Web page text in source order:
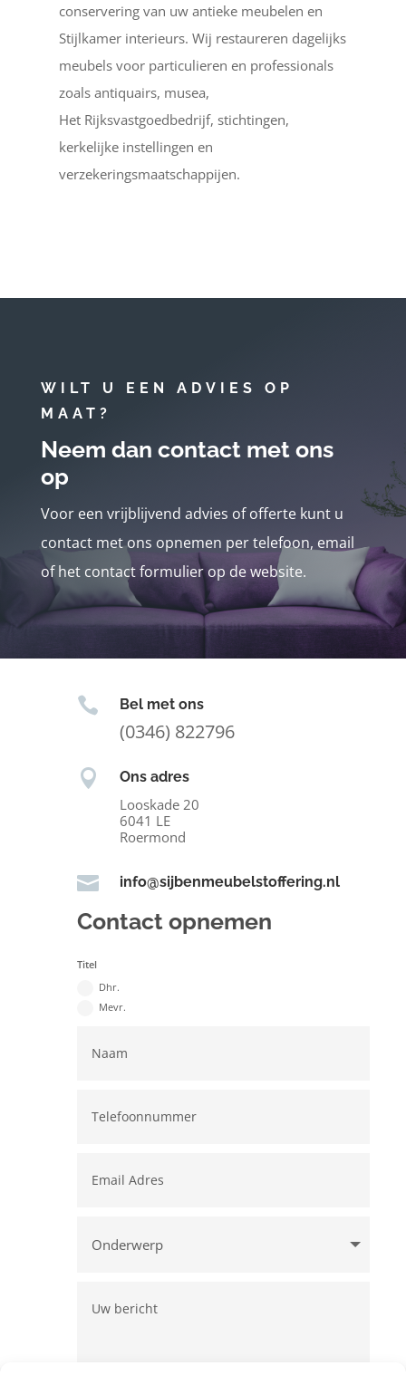
conservering van uw antieke meubelen en
Stijlkamer interieurs. Wij restaureren dagelijks
meubels voor particulieren en professionals
zoals antiquairs, musea,
Het Rijksvastgoedbedrijf, stichtingen,
kerkelijke instellingen en
verzekeringsmaatschappijen.
WILT U EEN ADVIES OP
MAAT?
Neem dan contact met ons
op
Voor een vrijblijvend advies of offerte kunt u
contact met ons opnemen per telefoon, email
of het contact formulier op de website.
 Bel met ons
(0346) 822796
 Ons adres
Looskade 20
6041 LE
Roermond
 info@sijbenmeubelstoffering.nl
Contact opnemen
Titel
Dhr.
Mevr.